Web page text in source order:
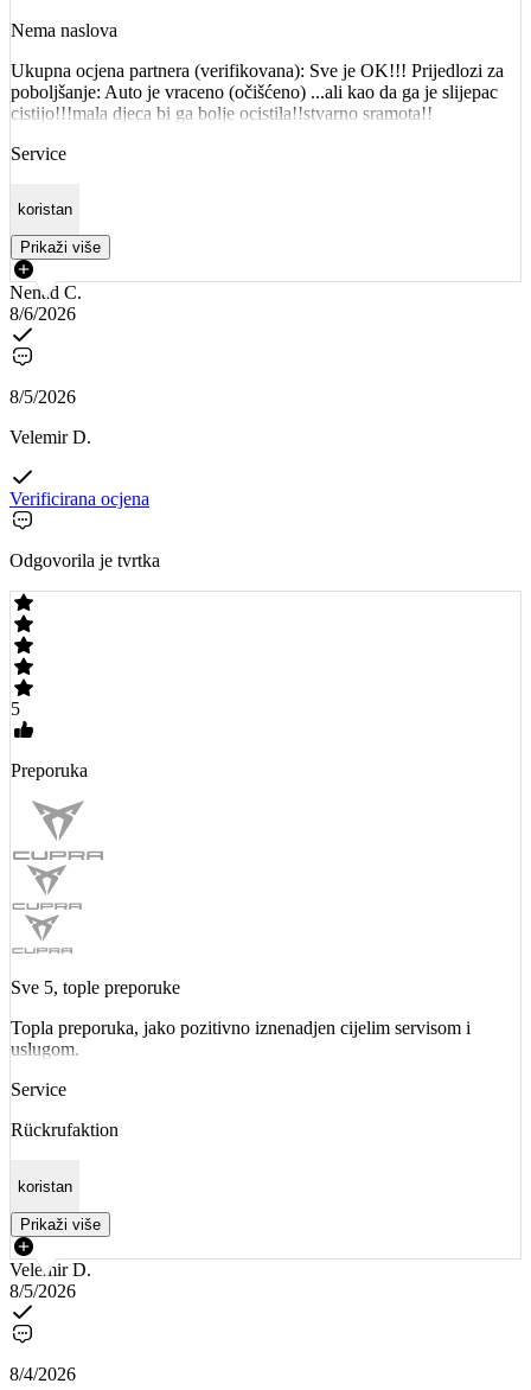
Nema naslova
Ukupna ocjena partnera (verifikovana): Sve je OK!!! Prijedlozi za
poboljšanje: Auto je vraceno (očišćeno) ...ali kao da ga je slijepac
cistijo!!!mala djeca bi ga bolje ocistila!!stvarno sramota!!
Service
koristan
Prikaži više
Nenad C.
8/6/2026
8/5/2026
Velemir D.
Verificirana ocjena
Odgovorila je tvrtka
5
Preporuka
Sve 5, tople preporuke
Topla preporuka, jako pozitivno iznenadjen cijelim servisom i
uslugom.
Service
Rückrufaktion
koristan
Prikaži više
Velemir D.
8/5/2026
8/4/2026